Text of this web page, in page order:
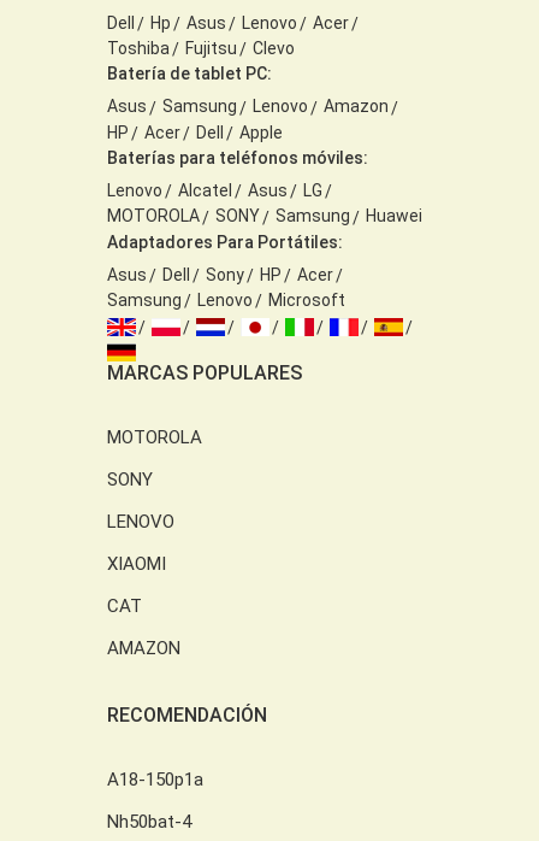
Dell Hp Asus Lenovo
Acer
Toshiba
Fujitsu
Clevo
Batería de tablet PC:
Asus
Samsung Lenovo
Amazon
HP
Acer Dell
Apple
Baterías para teléfonos móviles:
Lenovo
Alcatel Asus
LG
MOTOROLA
SONY Samsung
Huawei
Adaptadores Para Portátiles:
Asus
Dell Sony HP
Acer
Samsung
Lenovo Microsoft
MARCAS POPULARES
MOTOROLA
SONY
LENOVO
XIAOMI
CAT
AMAZON
RECOMENDACIÓN
A18-150p1a
Nh50bat-4